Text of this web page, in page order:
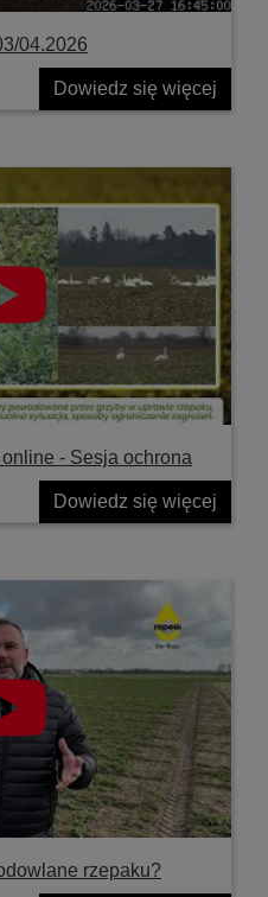
04.2026
Dowiedz się więcej
- Sesja ochrona
Dowiedz się więcej
rzepaku?